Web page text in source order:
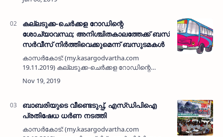
തൈവളപ്പിനെയും ജനറല്‍ സെക്രട്ടറിയായി
കല്ലടുക്ക-ചെര്‍ക്കള റോഡിന്റെ
ശോച്യാവസ്ഥ; അനിശ്ചിതകാലത്തേക്ക് ബസ്
സര്‍വീസ് നിര്‍ത്തിവെക്കുമെന്ന് ബസുടമകള്‍
കാസര്‍കോട്: (my.kasargodvartha.com
19.11.2019) കല്ലടുക്ക-ചെര്‍ക്കള റോഡിന്റെ
കാലത്തേക്ക് ബസ് സര്‍വീസ് നിര്‍ത്തിവെക്കുമെന്ന്
ബാബരിയുടെ വീണ്ടെടുപ്പ്, എസ്ഡിപിഐ
പ്രതിഷേധ ധര്‍ണ നടത്തി
കാസര്‍കോട്: (my.kasargodvartha.com